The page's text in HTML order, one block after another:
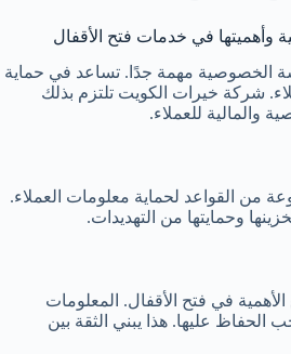
في خدمات فتح الأقفال
الخصوصية مهمة جدًا. تساعد في حماية
شركة خيرات الكويت تلتزم بذلك
والمالية للعملاء.
القواعد لحماية معلومات العملاء.
وحمايتها من التهديدات.
الأهمية في فتح الأقفال. المعلومات
الحفاظ عليها. هذا يبني الثقة بين